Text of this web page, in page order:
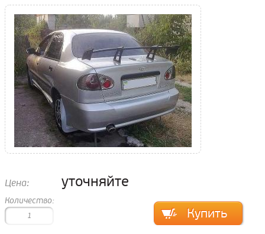
Цена: уточняйте
Количество: